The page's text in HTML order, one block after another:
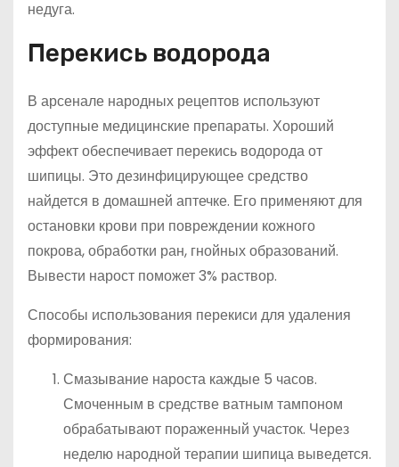
недуга.
Перекись водорода
В арсенале народных рецептов используют
доступные медицинские препараты. Хороший
эффект обеспечивает перекись водорода от
шипицы. Это дезинфицирующее средство
найдется в домашней аптечке. Его применяют для
остановки крови при повреждении кожного
покрова, обработки ран, гнойных образований.
Вывести нарост поможет 3% раствор.
Способы использования перекиси для удаления
формирования:
Смазывание нароста каждые 5 часов.
Смоченным в средстве ватным тампоном
обрабатывают пораженный участок. Через
неделю народной терапии шипица выведется.